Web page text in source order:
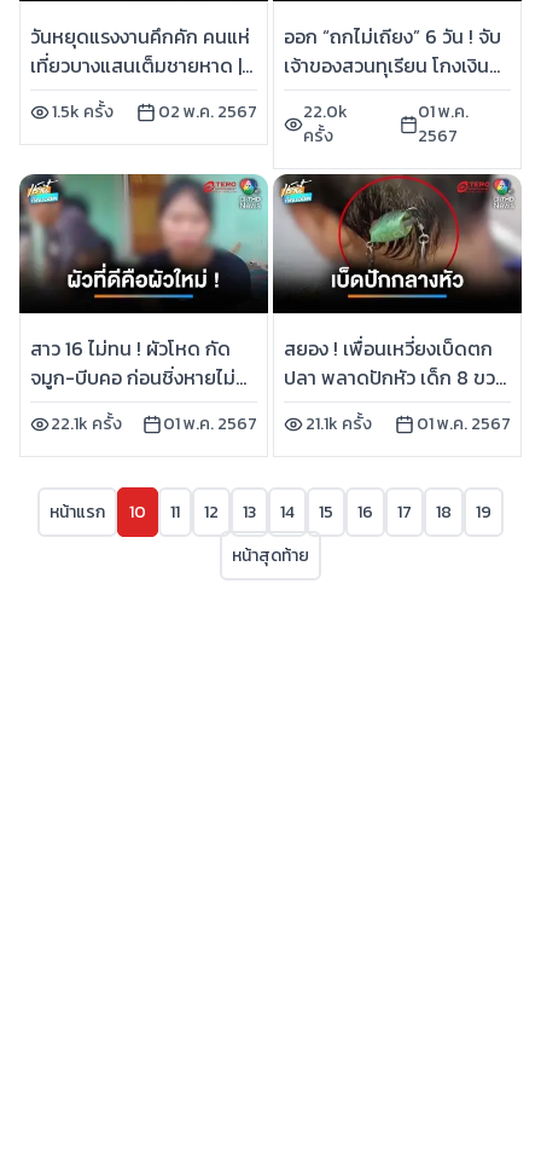
วันหยุดแรงงานคึกคัก คนแห่
เที่ยวบางแสนเต็มชายหาด |
เช้านี้ที่หมอชิต
1.5k ครั้ง 02 พ.ค. 2567
ออก “ถกไม่เถียง” 6 วัน ! จับ
เจ้าของสวนทุเรียน โกงเงิน
“เจ๊หงส์” 2 ล้านบาท | เช้านี้ที่
หมอชิต
22.0k
ครั้ง
01 พ.ค.
2567
สาว 16 ไม่ทน ! ผัวโหด กัด
จมูก-บีบคอ ก่อนชิ่งหายไม่
สนคดีความ | เช้านี้ที่หมอชิต
22.1k ครั้ง 01 พ.ค. 2567
สยอง ! เพื่อนเหวี่ยงเบ็ดตก
ปลา พลาดปักหัว เด็ก 8 ขวบ
| เช้านี้ที่หมอชิต
21.1k ครั้ง 01 พ.ค. 2567
หน้าแรก 10 11 12 13 14 15 16 17 18
19
หน้าสุดท้าย